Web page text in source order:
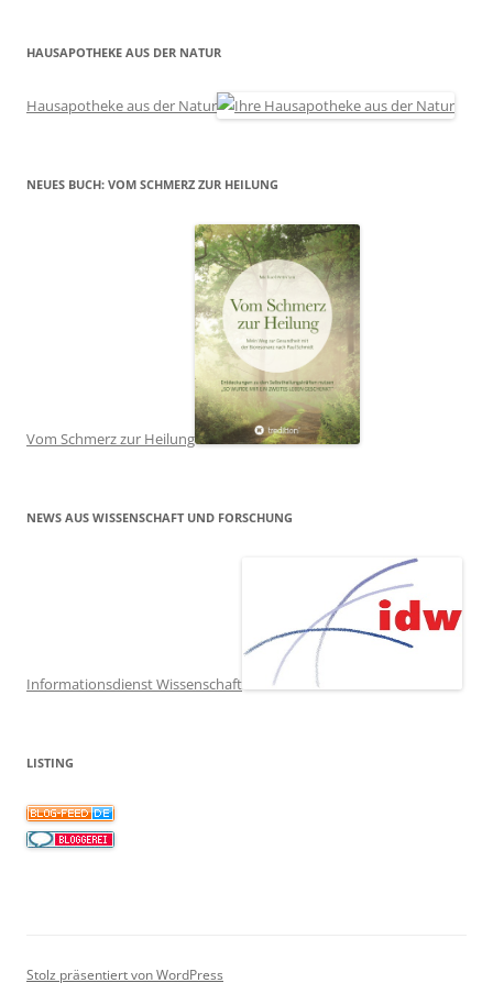
HAUSAPOTHEKE AUS DER NATUR
Hausapotheke aus der Natur
NEUES BUCH: VOM SCHMERZ ZUR HEILUNG
Vom Schmerz zur Heilung
NEWS AUS WISSENSCHAFT UND FORSCHUNG
Informationsdienst Wissenschaft
LISTING
Stolz präsentiert von WordPress